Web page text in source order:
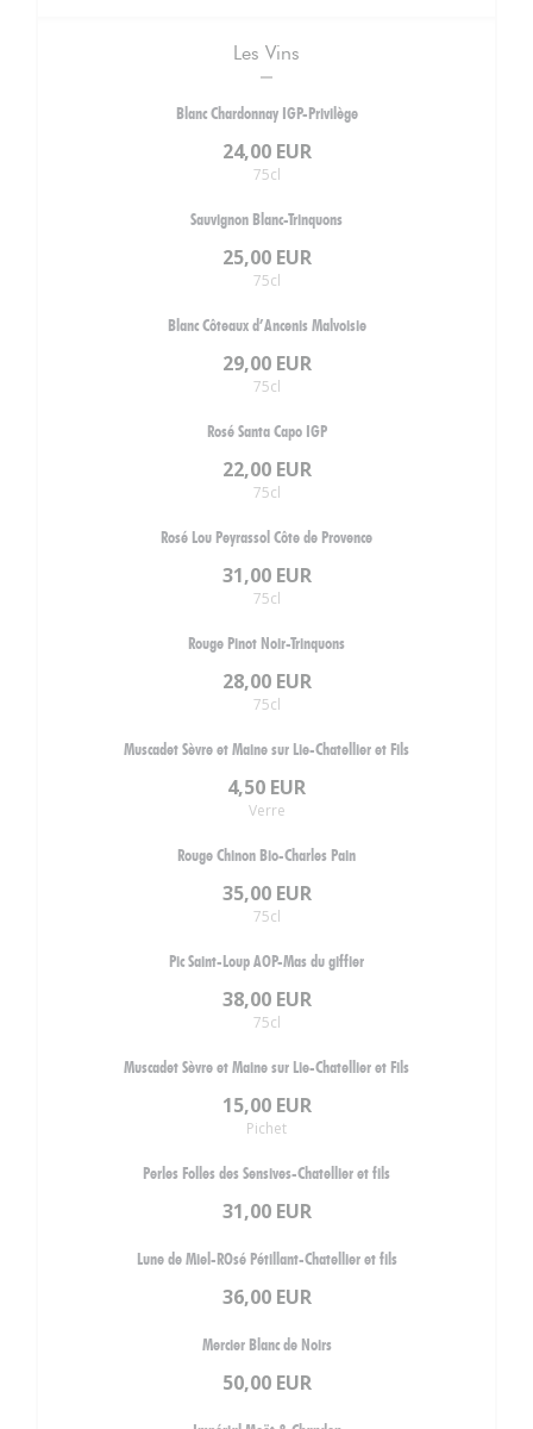
Les Vins
Blanc Chardonnay IGP-Privilège
24,00 EUR
75cl
Sauvignon Blanc-Trinquons
25,00 EUR
75cl
Blanc Côteaux d’Ancenis Malvoisie
29,00 EUR
75cl
Rosé Santa Capo IGP
22,00 EUR
75cl
Rosé Lou Peyrassol Côte de Provence
31,00 EUR
75cl
Rouge Pinot Noir-Trinquons
28,00 EUR
75cl
Muscadet Sèvre et Maine sur Lie-Chatellier et Fils
4,50 EUR
Verre
Rouge Chinon Bio-Charles Pain
35,00 EUR
75cl
Pic Saint-Loup AOP-Mas du giffier
38,00 EUR
75cl
Muscadet Sèvre et Maine sur Lie-Chatellier et Fils
15,00 EUR
Pichet
Perles Folles des Sensives-Chatellier et fils
31,00 EUR
Lune de Miel-ROsé Pétillant-Chatellier et fils
36,00 EUR
Mercier Blanc de Noirs
50,00 EUR